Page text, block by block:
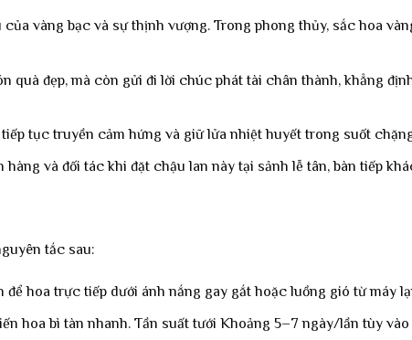
vàng bạc và sự thịnh vượng. Trong phong thủy, sắc hoa
quà đẹp, mà còn gửi đi lời chúc phát tài chân thành, khẳng
tục truyền cảm hứng và giữ lửa nhiệt huyết trong suốt
và đối tác khi đặt chậu lan này tại sảnh lễ tân, bàn tiếp
tắc sau:
hoa trực tiếp dưới ánh nắng gay gắt hoặc luồng gió từ máy
hoa bì tàn nhanh. Tần suất tưới Khoảng 5–7 ngày/lần tùy